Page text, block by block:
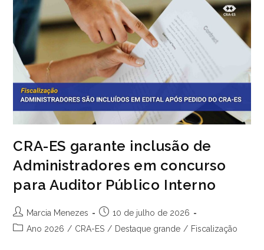
Da
Formação
Do
Colégio
Eleitoral
CRA-ES garante inclusão de
Administradores em concurso
para Auditor Público Interno
Autor
do
Marcia Menezes
Post
publicado:
10 de julho de 2026
Categoria
Ano 2026 / CRA-ES / Destaque grande / Fiscalização